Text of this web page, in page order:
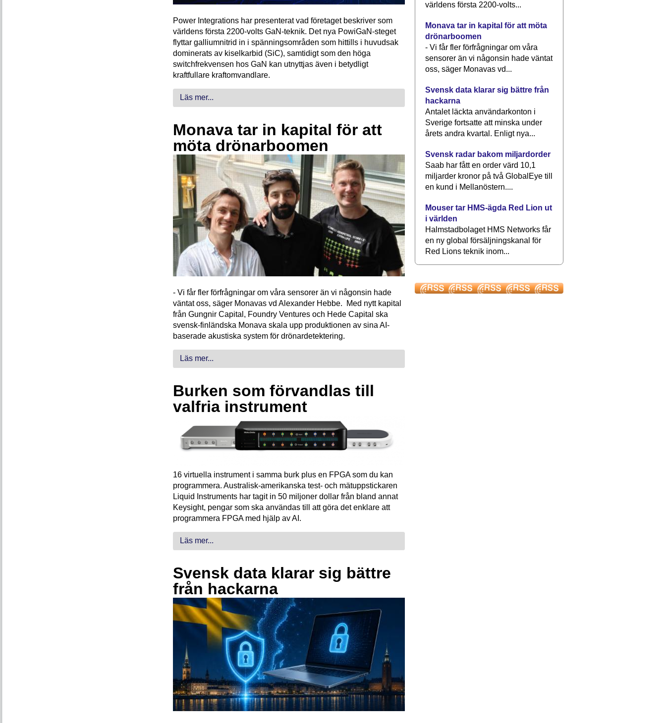
Power Integrations har presenterat vad företaget beskriver som
världens första 2200-volts GaN-teknik. Det nya PowiGaN-steget
flyttar galliumnitrid in i spänningsområden som hittills i huvudsak
dominerats av kiselkarbid (SiC), samtidigt som den höga
switchfrekvensen hos GaN kan utnyttjas även i betydligt
kraftfullare kraftomvandlare.
Läs mer...
Monava tar in kapital för att
möta drönarboomen
- Vi får fler förfrågningar om våra sensorer än vi någonsin hade
väntat oss, säger Monavas vd Alexander Hebbe. Med nytt kapital
från Gungnir Capital, Foundry Ventures och Hede Capital ska
svensk-finländska Monava skala upp produktionen av sina AI-
baserade akustiska system för drönardetektering.
Läs mer...
Burken som förvandlas till
valfria instrument
16 virtuella instrument i samma burk plus en FPGA som du kan
programmera. Australisk-amerikanska test- och mätuppstickaren
Liquid Instruments har tagit in 50 miljoner dollar från bland annat
Keysight, pengar som ska användas till att göra det enklare att
programmera FPGA med hjälp av AI.
Läs mer...
Svensk data klarar sig bättre
från hackarna
världens första 2200-volts...
Monava tar in kapital för att möta
drönarboomen
- Vi får fler förfrågningar om våra
sensorer än vi någonsin hade väntat
oss, säger Monavas vd...
Svensk data klarar sig bättre från
hackarna
Antalet läckta användarkonton i
Sverige fortsatte att minska under
årets andra kvartal. Enligt nya...
Svensk radar bakom miljardorder
Saab har fått en order värd 10,1
miljarder kronor på två GlobalEye till
en kund i Mellanöstern....
Mouser tar HMS-ägda Red Lion ut
i världen
Halmstadbolaget HMS Networks får
en ny global försäljningskanal för
Red Lions teknik inom...